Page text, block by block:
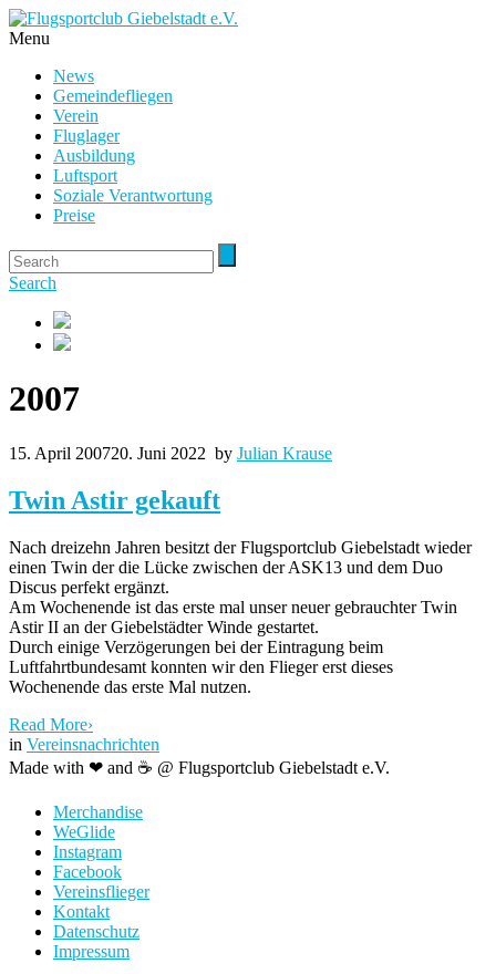
Menu
News
Gemeindefliegen
Verein
Fluglager
Ausbildung
Luftsport
Soziale Verantwortung
Preise
Search
2007
15. April 200720. Juni 2022 by Julian Krause
Twin Astir gekauft
Nach dreizehn Jahren besitzt der Flugsportclub Giebelstadt wieder
einen Twin der die Lücke zwischen der ASK13 und dem Duo
Discus perfekt ergänzt.
Am Wochenende ist das erste mal unser neuer gebrauchter Twin
Astir II an der Giebelstädter Winde gestartet.
Durch einige Verzögerungen bei der Eintragung beim
Luftfahrtbundesamt konnten wir den Flieger erst dieses
Wochenende das erste Mal nutzen.
Read More›
in Vereinsnachrichten
Made with ❤ and ☕️ @ Flugsportclub Giebelstadt e.V.
Merchandise
WeGlide
Instagram
Facebook
Vereinsflieger
Kontakt
Datenschutz
Impressum